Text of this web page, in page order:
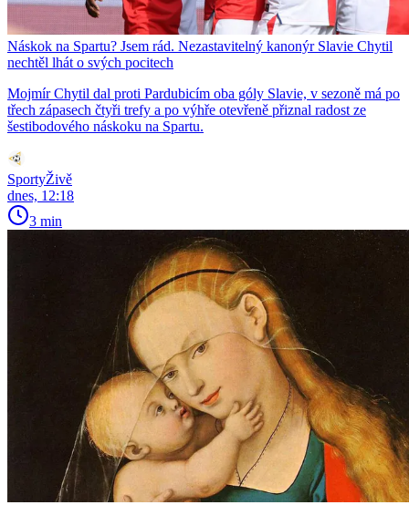
Náskok na Spartu? Jsem rád. Nezastavitelný kanonýr Slavie Chytil
nechtěl lhát o svých pocitech
Mojmír Chytil dal proti Pardubicím oba góly Slavie, v sezoně má po
třech zápasech čtyři trefy a po výhře otevřeně přiznal radost ze
šestibodového náskoku na Spartu.
SportyŽivě
dnes, 12:18
3 min